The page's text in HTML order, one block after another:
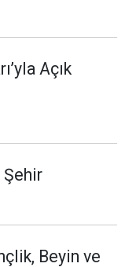
Açık
Şehir
Beyin ve